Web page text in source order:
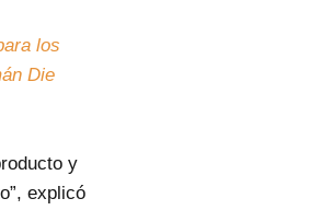
los
Die
y
explicó